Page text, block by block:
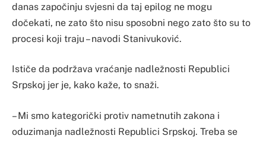
danas započinju svjesni da taj epilog ne mogu
dočekati, ne zato što nisu sposobni nego zato što su to
procesi koji traju – navodi Stanivuković.
Ističe da podržava vraćanje nadležnosti Republici
Srpskoj jer je, kako kaže, to snaži.
– Mi smo kategorički protiv nametnutih zakona i
oduzimanja nadležnosti Republici Srpskoj. Treba se